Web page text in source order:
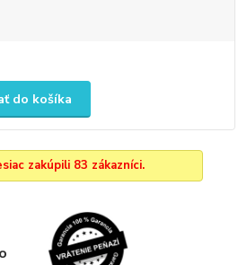
do košíka
zakúpili 83 zákazníci.